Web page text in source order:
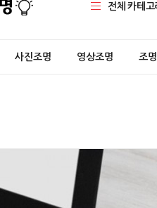
전체 카테고
사진조명 영상조명 조